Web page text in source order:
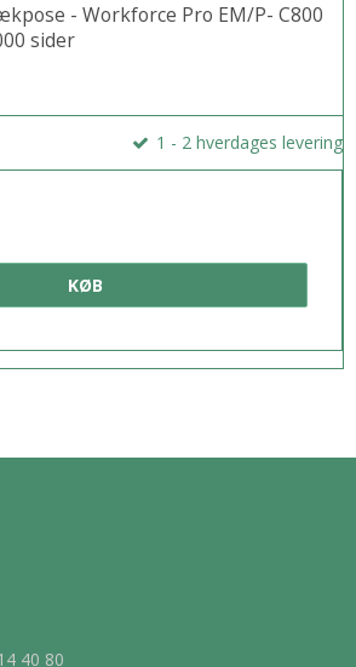
- Workforce Pro EM/P- C800
sider
1 - 2 hverdages levering
KØB
40 80